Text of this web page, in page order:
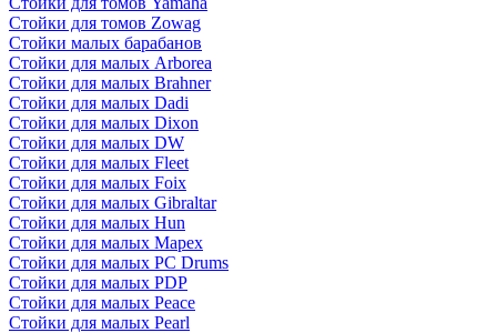
Стойки для томов Zowag
Стойки малых барабанов
Стойки для малых Arborea
Стойки для малых Brahner
Стойки для малых Dadi
Стойки для малых Dixon
Стойки для малых DW
Стойки для малых Fleet
Стойки для малых Foix
Стойки для малых Gibraltar
Стойки для малых Hun
Стойки для малых Mapex
Стойки для малых PC Drums
Стойки для малых PDP
Стойки для малых Peace
Стойки для малых Pearl